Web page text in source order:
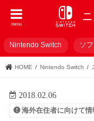
menu
Nintendo Switch ソ
HOME Nintendo Switch
2018.02.06
海外在住者に向けて